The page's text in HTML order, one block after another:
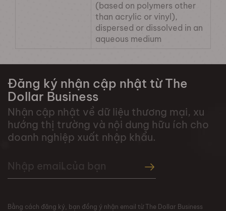
(based on polymers other
than acrylic or vinyl),
dispersed or dissolved in an
aqueous medium
Đăng ký nhận cập nhật từ The
Dollar Business
Nhận cập nhật về dữ liệu thương mại, xu
hướng thị trường và nội dung hữu ích cho
doanh nghiệp xuất nhập khẩu.
Bằng cách đăng ký, bạn đồng ý nhận email từ The Dollar Business